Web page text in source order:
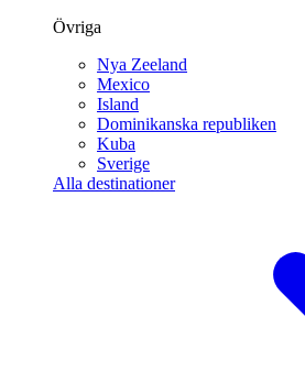
Övriga
Nya Zeeland
Mexico
Island
Dominikanska republiken
Kuba
Sverige
Alla destinationer